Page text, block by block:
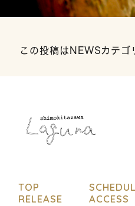
この投稿はNEWSカテゴ
TOP
RELEASE
ACCESS